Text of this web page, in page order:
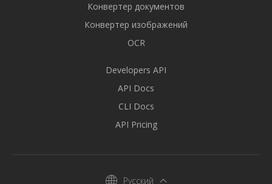
Конвертер документов
Конвертер изображений
OCR
Developers API
API Docs
CLI Docs
API Pricing
Русский